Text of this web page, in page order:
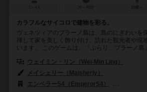
カラフルなサイコロで建物を彩る。
ヴェネツィアのブラーノ島は、島のにぎわいを
揮して家を美しく飾り付け、訪れた観光者や現
います。 このゲームは、『ぶらり、ブラーノ島
ウェイミン・リン（Wei-Min Ling）
メイシェリー（Maisherly）
エンペラーS4（EmperorS4）